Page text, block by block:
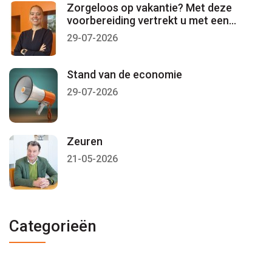
Zorgeloos op vakantie? Met deze
voorbereiding vertrekt u met een
gerust gevoel
29-07-2026
Stand van de economie
29-07-2026
Zeuren
21-05-2026
Categorieën